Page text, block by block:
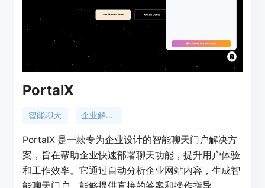
PortalX
智能聊天 企业解决方案
PortalX 是一款专为企业设计的智能聊天门户解决方
案，旨在帮助企业快速部署聊天功能，提升用户体验
和工作效率。它通过自动分析企业网站内容，生成智